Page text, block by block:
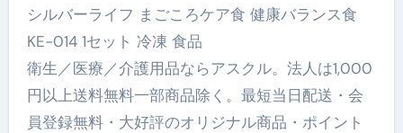
シルバーライフ まごころケア食 健康バランス食
KE-014 1セット 冷凍 食品
衛生／医療／介護用品ならアスクル。法人は1,000
円以上送料無料一部商品除く。最短当日配送・会
員登録無料・大好評のオリジナル商品・ポイント